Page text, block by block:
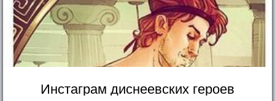
Инстаграм диснеевских героев